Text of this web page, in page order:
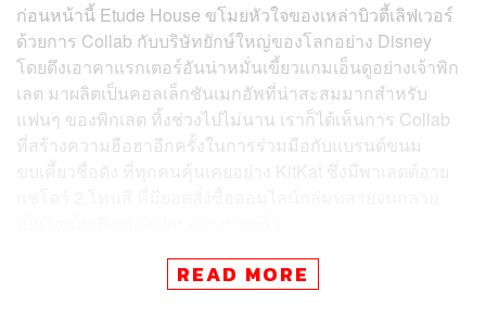
ก่อนหน้านี้ Etude House ขโมยหัวใจของเหล่าบิวตี้เลิฟเวอร์
ด้วยการ Collab กับบริษัทยักษ์ใหญ่ของโลกอย่าง Disney
โดยดึงเอาคาแรกเตอร์อันน่าหมั่นเขี้ยวแกมเอ็นดูอย่างเจ้าพิก
เลต มาผลิตเป็นคอลเล็กชันเมกอัพที่น่าสะสมมากสำหรับ
แฟนๆ ของพิกเลต ทิ้งช่วงไปไม่นาน เราก็ได้เห็นการ Collab
ที่สร้างความฮือฮาอีกครั้งในการร่วมมือกับแบรนด์ขนม
ล่าสุด Etude House ประเทศไทย นำเข้าคอลเล็กชันใหม่มา
READ MORE